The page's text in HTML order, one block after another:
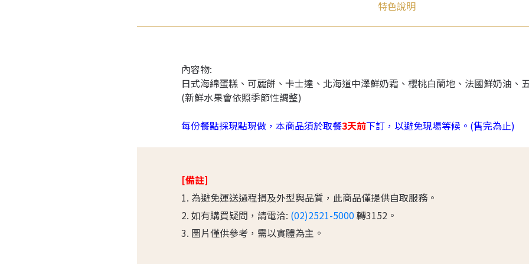
特色說明
內容物:
日式海綿蛋糕、可麗餅、卡士達、北海道中澤鮮奶霜、櫻桃白蘭地、法國鮮奶油、
(新鮮水果會依照季節性調整)
每份餐點採現點現做，本商品須於取餐3天前下訂，以避免現場等候。(售完為止)
[備註]
1. 為避免運送過程損及外型與品質，此商品僅提供自取服務。
2. 如有購買疑問，請電洽: (02)2521-5000轉3152。
3. 圖片僅供參考，需以實體為主。